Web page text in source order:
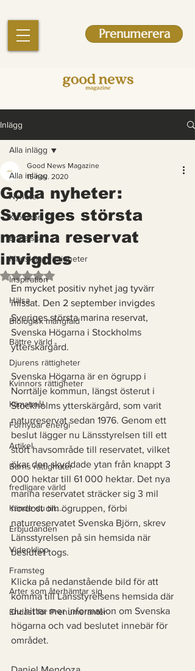
Prenumerera
Inlägg
Alla inlägg
Nyheter
Krönikor
Engelska
Mänskliga rättigheter
Inspiration
Hälsa
Biologisk mångfald
Bättre värld
Djurens rättigheter
Kvinnors rättigheter
Klimatmål
Förnybar energi
Artikel
Barns rättigheter
fredligare värld
Kände du till....
Erbjudanden
Videoklipp
Framsteg
Arter som återhämtar sig
Endast för Prenumeranter
Alla inlägg
Goda nyheter:
Sveriges största
marina reservat
invigdes
Good News Magazine
15 nov. 2020
Betygsatt till NaN av 5 stjärnor.
En mycket positiv nyhet jag tyvärr
missat. Den 2 september invigdes
Sveriges största marina reservat,
Svenska Högarna i Stockholms
ytterskärgård.
Svenska Högarna är en ögrupp i
Norrtälje kommun, längst österut i
Stockholms ytterskärgård, som varit
naturreservat sedan 1976. Genom ett
beslut lägger nu Länsstyrelsen till ett
stort havsområde till reservatet, vilket
ökar den skyddade ytan från knappt 3
000 hektar till 61 000 hektar. Det nya
marina reservatet sträcker sig 3 mil
nordost om ögruppen, förbi
naturreservatet Svenska Björn, skrev
Länsstyrelsen på sin hemsida när
beslutet togs.
Klicka på nedanstående bild för att
komma till Länsstyrelsens hemsida där
du hittar mer information om Svenska
högarna och vad beslutet innebär för
området.